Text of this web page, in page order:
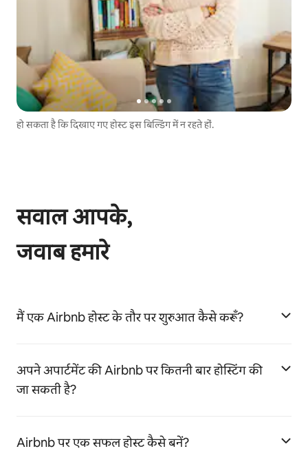
हो सकता है कि दिखाए गए होस्ट इस बिल्डिंग में न रहते हों.
सवाल आपके,
जवाब हमारे
मैं एक Airbnb होस्ट के तौर पर शुरुआत कैसे करूँ?
अपने अपार्टमेंट की Airbnb पर कितनी बार होस्टिंग की
जा सकती है?
Airbnb पर एक सफल होस्ट कैसे बनें?